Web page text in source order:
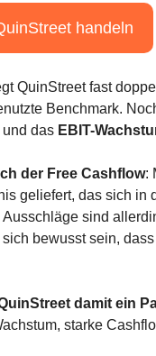
handeln
QuinStreet fast
Benchmark.
das EBIT-
der Free Cashflow:
geliefert, das sich in
sind
bewusst sein,
damit ein
starke